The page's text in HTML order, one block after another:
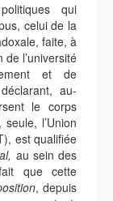
qui
celui de la
faite, à
l’université
et de
au-
le corps
l’Union
est qualifiée
au sein des
que cette
, depuis